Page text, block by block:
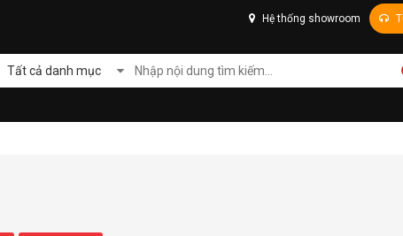
Hệ thống showroom
Tất cả danh mục